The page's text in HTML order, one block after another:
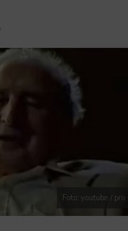
Foto: youtube / pro